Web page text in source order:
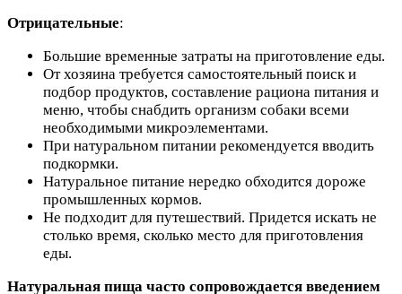
Отрицательные:
Большие временные затраты на приготовление еды.
От хозяина требуется самостоятельный поиск и
подбор продуктов, составление рациона питания и
меню, чтобы снабдить организм собаки всеми
необходимыми микроэлементами.
При натуральном питании рекомендуется вводить
подкормки.
Натуральное питание нередко обходится дороже
промышленных кормов.
Не подходит для путешествий. Придется искать не
столько время, сколько место для приготовления
еды.
Натуральная пища часто сопровождается введением